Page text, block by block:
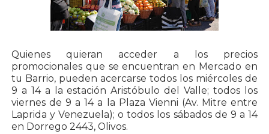
Quienes quieran acceder a los precios
promocionales que se encuentran en Mercado en
tu Barrio, pueden acercarse todos los miércoles de
9 a 14 a la estación Aristóbulo del Valle; todos los
viernes de 9 a 14 a la Plaza Vienni (Av. Mitre entre
Laprida y Venezuela); o todos los sábados de 9 a 14
en Dorrego 2443, Olivos.